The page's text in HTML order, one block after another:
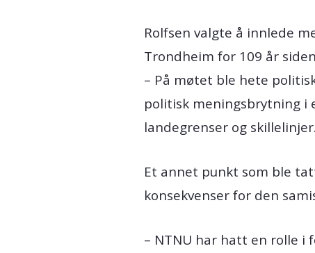
Rolfsen valgte å innlede
Trondheim for 109 år
– På møtet ble hete
politisk meningsbrytning i
landegrenser og skillelinjer.
Et annet punkt som ble
konsekvenser for den
– NTNU har hatt en rolle i